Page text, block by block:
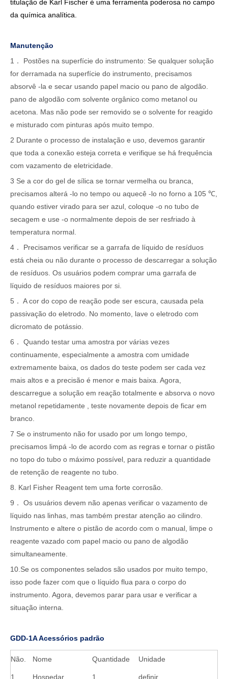
titulação de Karl Fischer é uma ferramenta poderosa no campo
da química analítica.
Manutenção
1． Postões na superfície do instrumento: Se qualquer solução
for derramada na superfície do instrumento, precisamos
absorvê -la e secar usando papel macio ou pano de algodão.
pano de algodão com solvente orgânico como metanol ou
acetona. Mas não pode ser removido se o solvente for reagido
e misturado com pinturas após muito tempo.
2 Durante o processo de instalação e uso, devemos garantir
que toda a conexão esteja correta e verifique se há frequência
com vazamento de eletricidade.
3 Se a cor do gel de sílica se tornar vermelha ou branca,
precisamos alterá -lo no tempo ou aquecê -lo no forno a 105 ℃,
quando estiver virado para ser azul, coloque -o no tubo de
secagem e use -o normalmente depois de ser resfriado à
temperatura normal.
4． Precisamos verificar se a garrafa de líquido de resíduos
está cheia ou não durante o processo de descarregar a solução
de resíduos. Os usuários podem comprar uma garrafa de
líquido de resíduos maiores por si.
5． A cor do copo de reação pode ser escura, causada pela
passivação do eletrodo. No momento, lave o eletrodo com
dicromato de potássio.
6． Quando testar uma amostra por várias vezes
continuamente, especialmente a amostra com umidade
extremamente baixa, os dados do teste podem ser cada vez
mais altos e a precisão é menor e mais baixa. Agora,
descarregue a solução em reação totalmente e absorva o novo
metanol repetidamente , teste novamente depois de ficar em
branco.
7 Se o instrumento não for usado por um longo tempo,
precisamos limpá -lo de acordo com as regras e tornar o pistão
no topo do tubo o máximo possível, para reduzir a quantidade
de retenção de reagente no tubo.
8. Karl Fisher Reagent tem uma forte corrosão.
9． Os usuários devem não apenas verificar o vazamento de
líquido nas linhas, mas também prestar atenção ao cilindro.
Instrumento e altere o pistão de acordo com o manual, limpe o
reagente vazado com papel macio ou pano de algodão
simultaneamente.
10.Se os componentes selados são usados ​​por muito tempo,
isso pode fazer com que o líquido flua para o corpo do
instrumento. Agora, devemos parar para usar e verificar a
situação interna.
GDD-1AAcessórios padrão
Não. Nome Quantidade Unidade
1 Hospedar 1 definir